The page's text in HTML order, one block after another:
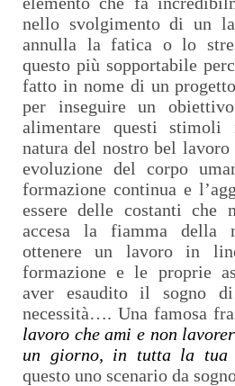
nello svolgimento di un
annulla la fatica o lo
questo più sopportabile
fatto in nome di un
per inseguire un
alimentare questi
natura del nostro bel
evoluzione del corpo
formazione continua e
essere delle costanti che
accesa la fiamma della
ottenere un lavoro in
formazione e le proprie
aver esaudito il sogno
necessità…. Una famosa
lavoro che ami e non
un giorno, in tutta la tua
questo uno scenario da